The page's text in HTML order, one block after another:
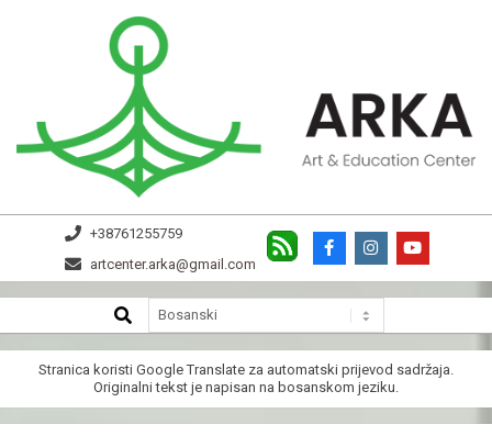
ARKA
+38761255759
artcenter.arka@gmail.com
Navigation
Menu
SEARCH
Stranica koristi Google Translate za automatski prijevod sadržaja.
Originalni tekst je napisan na bosanskom jeziku.